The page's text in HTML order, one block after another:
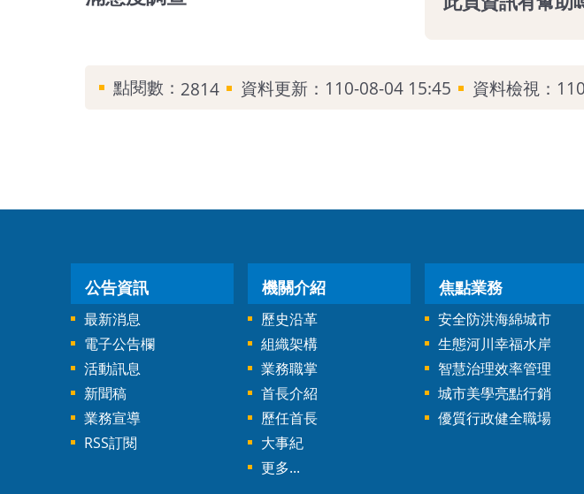
點閱數： 2814 資料更新：110-08-04 15:45 資料檢視：
公告資訊
最新消息
電子公告欄
活動訊息
新聞稿
業務宣導
RSS訂閱
機關介紹
歷史沿革
組織架構
業務職掌
首長介紹
歷任首長
大事紀
更多...
焦點業務
安全防洪海綿城市
生態河川幸福水岸
智慧治理效率管理
城市美學亮點行銷
優質行政健全職場